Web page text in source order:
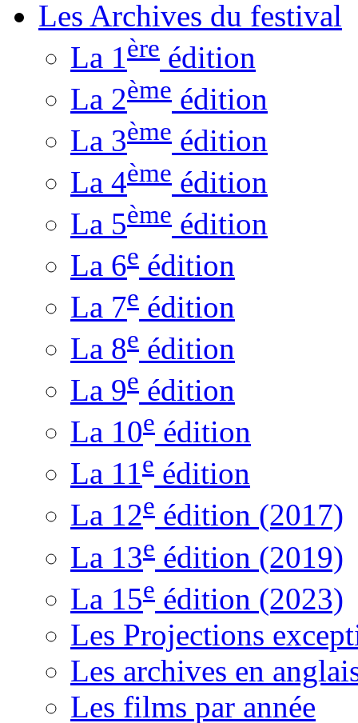
Les Archives du festival
La 1ère édition
La 2ème édition
La 3ème édition
La 4ème édition
La 5ème édition
La 6e édition
La 7e édition
La 8e édition
La 9e édition
La 10e édition
La 11e édition
La 12e édition (2017)
La 13e édition (2019)
La 15e édition (2023)
Les Projections
Les archives en
Les films par année